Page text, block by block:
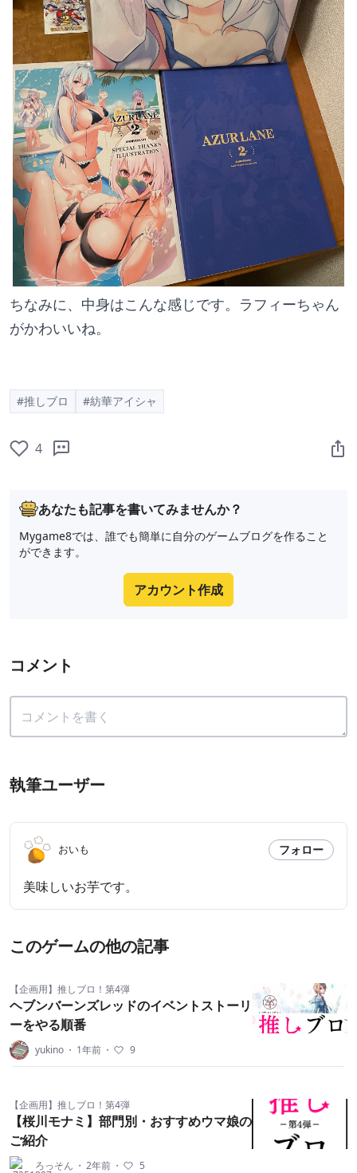
ちなみに、中身はこんな感じです。ラフィーちゃん
がかわいいね。
#推しブロ #紡華アイシャ
4
あなたも記事を書いてみませんか？
Mygame8では、誰でも簡単に自分のゲームブログを作ること
ができます。
アカウント作成
コメント
執筆ユーザー
おいも フォロー
美味しいお芋です。
このゲームの他の記事
【企画用】推しブロ！第4弾
ヘブンバーンズレッドのイベントストーリ
ーをやる順番
yukino ・ 1年前 ・ 9
【企画用】推しブロ！第4弾
【桜川モナミ】部門別・おすすめウマ娘の
ご紹介
ろっそん ・ 2年前 ・ 5